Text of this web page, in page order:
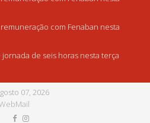
com Fenaban nesta
de seis horas nesta terça
07, 2026